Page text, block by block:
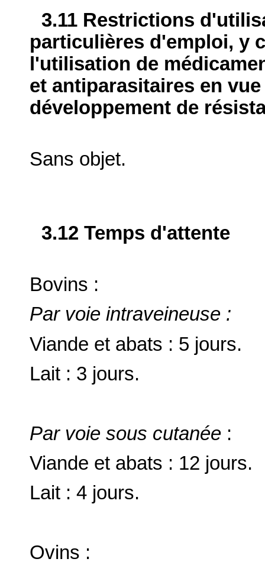
3.11 Restrictions
particulières d'emploi, y
l'utilisation de
et antiparasitaires en
développement de
Sans objet.
3.12 Temps d'attente
Bovins :
Par voie intraveineuse :
Viande et abats : 5 jours.
Lait : 3 jours.
Par voie sous cutanée :
Viande et abats : 12 jours.
Lait : 4 jours.
Ovins :